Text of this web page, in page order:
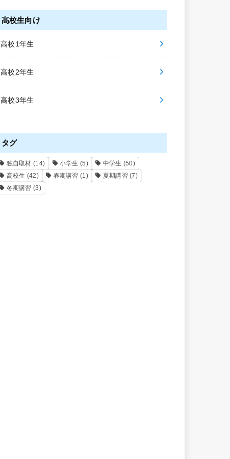
高校生向け
高校1年生
高校2年生
高校3年生
タグ
独自取材 (14) 小学生 (5) 中学生 (50)
高校生 (42) 春期講習 (1) 夏期講習 (7)
冬期講習 (3)